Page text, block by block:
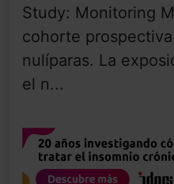
Study: Monitoring
cohorte
nulíparas. La
el n...